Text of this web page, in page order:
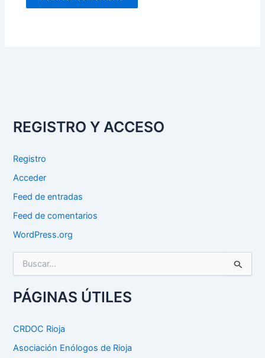
REGISTRO Y ACCESO
Registro
Acceder
Feed de entradas
Feed de comentarios
WordPress.org
c
a
p
r
PÁGINAS ÚTILES
CRDOC Rioja
Asociación Enólogos de Rioja